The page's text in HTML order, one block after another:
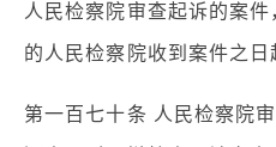
人民检察院审查起诉的案
的人民检察院收到案件之日
第一百七十条 人民检察院